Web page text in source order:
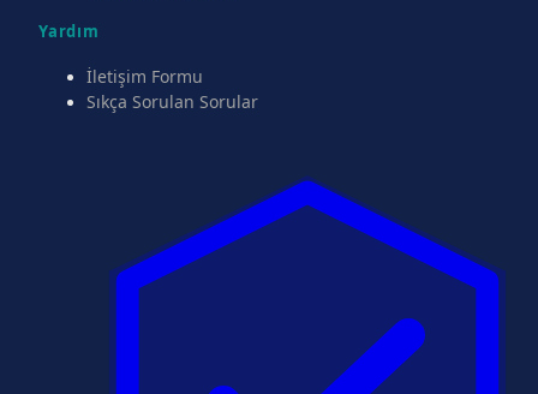
Yardım
İletişim Formu
Sıkça Sorulan Sorular